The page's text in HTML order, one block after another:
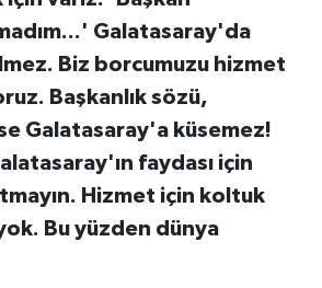
Galatasaray'da
Biz borcumuzu hizmet
Başkanlık sözü,
Galatasaray'a küsemez!
faydası için
Hizmet için koltuk
Bu yüzden dünya